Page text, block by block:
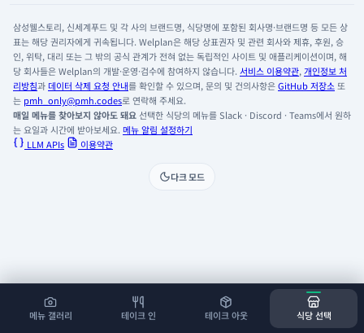
메뉴 갤러리 테이크 인 테이크 아웃 식당 선택
삼성웰스토리, 신세계푸드 및 각 사의 브랜드명, 식당명에 포함된 회사명·브랜드명 등 모든 상
표는 해당 권리자에게 귀속됩니다. Welplan은 해당 상표권자 및 관련 회사와 제휴, 후원, 승
인, 위탁, 대리 또는 그 밖의 공식 관계가 전혀 없는 독립적인 사이트 및 애플리케이션이며, 해
당 회사들은 Welplan의 개발·운영·검수에 참여하지 않습니다. 서비스 이용약관, 개인정보 처
리방침과데이터 삭제 요청 안내를 확인할 수 있으며, 문의 및 건의사항은GitHub 저장소 또
는 pmh_only@pmh.codes로 연락해 주세요.
매일 메뉴를 찾아보지 않아도 돼요선택한 식당의 메뉴를 Slack · Discord · Teams에서 원하
는 요일과 시간에 받아보세요. 메뉴 알림 설정하기
LLM APIs
이용약관
다크 모드